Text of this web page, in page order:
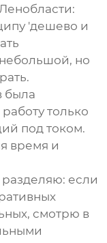
'дешево и
но
была
только
под током.
время и
разделяю: если
смотрю в